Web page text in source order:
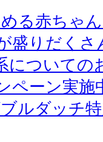
める赤ちゃ
盛りだくさ
についての
ペーン実施
ブルダッチ